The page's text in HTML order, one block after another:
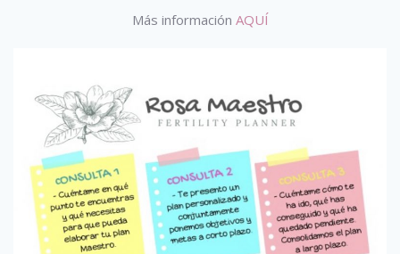
Más información AQUÍ